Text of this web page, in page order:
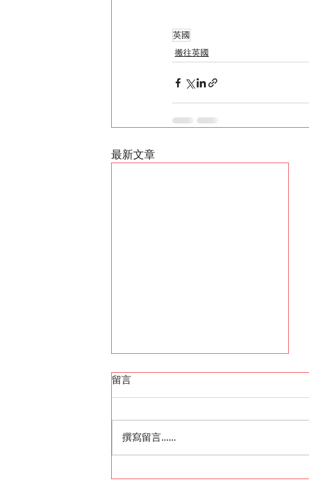
英國
搬往英國
最新文章
留言
撰寫留言......